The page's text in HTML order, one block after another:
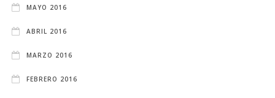
MAYO 2016
ABRIL 2016
MARZO 2016
FEBRERO 2016